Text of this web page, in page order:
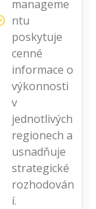
manageme
ntu
poskytuje
cenné
informace o
výkonnosti
v
jednotlivých
regionech a
usnadňuje
strategické
rozhodován
í.